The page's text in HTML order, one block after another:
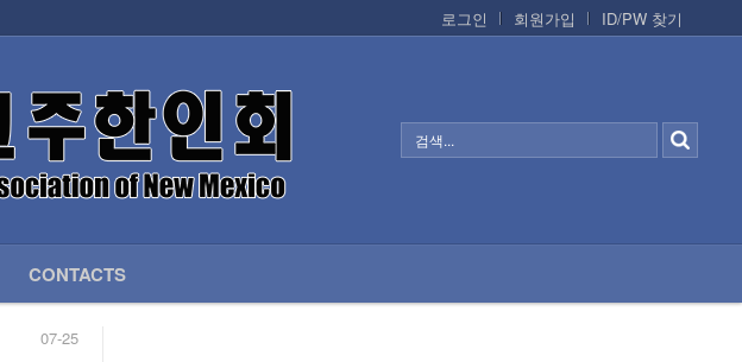
로그인
회원가입 ID/PW 찾기
CONTACTS
07-25